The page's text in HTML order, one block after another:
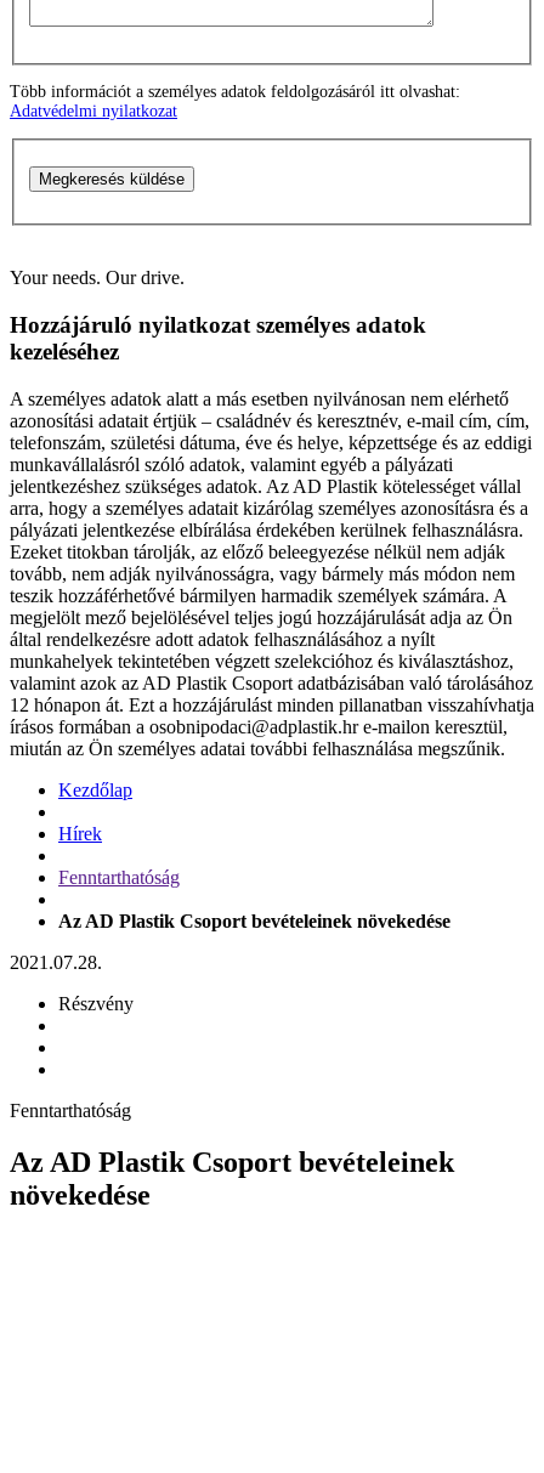
Több információt a személyes adatok feldolgozásáról itt olvashat:
Adatvédelmi nyilatkozat
Megkeresés küldése
Your needs. Our drive.
Hozzájáruló nyilatkozat személyes adatok
kezeléséhez
A személyes adatok alatt a más esetben nyilvánosan nem elérhető
azonosítási adatait értjük – családnév és keresztnév, e-mail cím, cím,
telefonszám, születési dátuma, éve és helye, képzettsége és az eddigi
munkavállalásról szóló adatok, valamint egyéb a pályázati
jelentkezéshez szükséges adatok. Az AD Plastik kötelességet vállal
arra, hogy a személyes adatait kizárólag személyes azonosításra és a
pályázati jelentkezése elbírálása érdekében kerülnek felhasználásra.
Ezeket titokban tárolják, az előző beleegyezése nélkül nem adják
tovább, nem adják nyilvánosságra, vagy bármely más módon nem
teszik hozzáférhetővé bármilyen harmadik személyek számára. A
megjelölt mező bejelölésével teljes jogú hozzájárulását adja az Ön
által rendelkezésre adott adatok felhasználásához a nyílt
munkahelyek tekintetében végzett szelekcióhoz és kiválasztáshoz,
valamint azok az AD Plastik Csoport adatbázisában való tárolásához
12 hónapon át. Ezt a hozzájárulást minden pillanatban visszahívhatja
írásos formában a osobnipodaci@adplastik.hr e-mailon keresztül,
miután az Ön személyes adatai további felhasználása megszűnik.
Kezdőlap
Hírek
Fenntarthatóság
Az AD Plastik Csoport bevételeinek növekedése
2021.07.28.
Részvény
Fenntarthatóság
Az AD Plastik Csoport bevételeinek
növekedése